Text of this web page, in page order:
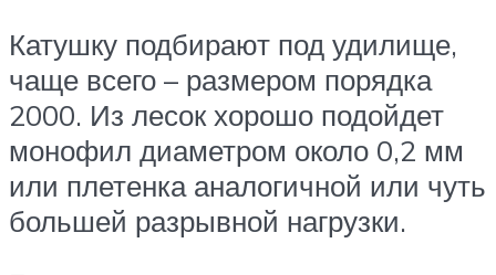
Катушку подбирают под удилище,
чаще всего – размером порядка
2000. Из лесок хорошо подойдет
монофил диаметром около 0,2 мм
или плетенка аналогичной или чуть
большей разрывной нагрузки.